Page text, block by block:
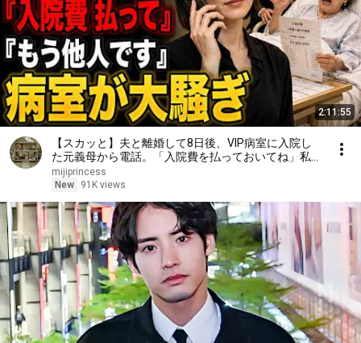
2:11:55
【スカッと】夫と離婚して8日後、VIP病室に入院し
た元義母から電話。「入院費を払っておいてね」私が
「無理です。だって、もう他人ですから」と答えた瞬
間、病室は大騒ぎになった……。
mijiprincess
New
91K views